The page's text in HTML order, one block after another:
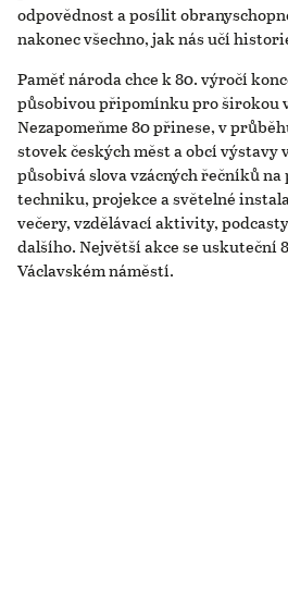
odpovědnost a posílit
nakonec všechno, jak nás učí
Paměť národa chce k 80. výročí
působivou připomínku pro širokou
Nezapomeňme 80 přinese, v
stovek českých měst a obcí výstavy
působivá slova vzácných řečníků
techniku, projekce a světelné
večery, vzdělávací aktivity,
dalšího. Největší akce se uskuteční
Václavském náměstí.